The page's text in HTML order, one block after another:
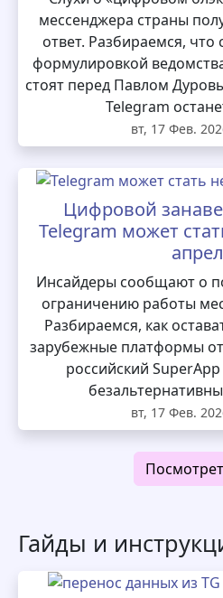
мессенджера страны
ответ. Разбираемся, что
формулировкой
стоят перед Павлом
Telegram
вт, 17 Фев.
Цифровой
Telegram может
Инсайдеры сообщают о
ограничению работы
Разбираемся, как
зарубежные платформы
российский SuperApp
вт, 17 Фев.
Гайды и